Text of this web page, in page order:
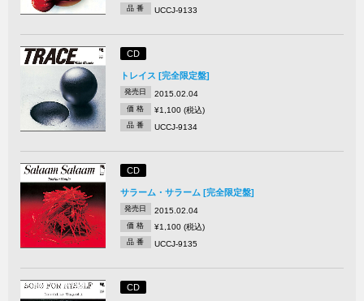
品 番 UCCJ-9133
CD
トレイス [完全限定盤]
発売日 2015.02.04
価 格 ¥1,100 (税込)
品 番 UCCJ-9134
CD
サラーム・サラーム [完全限定盤]
発売日 2015.02.04
価 格 ¥1,100 (税込)
品 番 UCCJ-9135
CD